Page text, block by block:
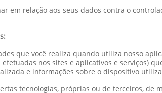
em relação aos seus dados contra o
que você realiza quando utiliza nosso
nos sites e aplicativos e serviços)
e informações sobre o dispositivo
tecnologias, próprias ou de terceiros, de